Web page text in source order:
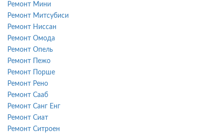
Ремонт Мини
Ремонт Митсубиси
Ремонт Ниссан
Ремонт Омода
Ремонт Опель
Ремонт Пежо
Ремонт Порше
Ремонт Рено
Ремонт Сааб
Ремонт Санг Енг
Ремонт Сиат
Ремонт Ситроен